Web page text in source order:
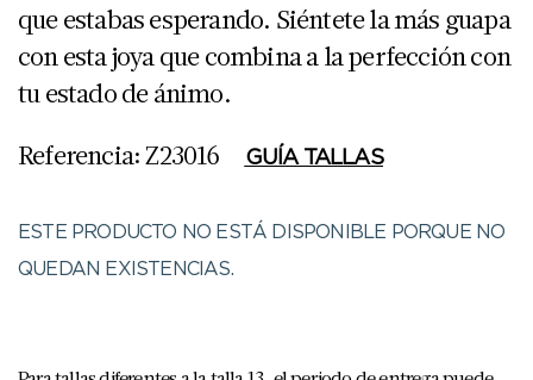
que estabas esperando. Siéntete la más guapa
con esta joya que combina a la perfección con
tu estado de ánimo.
Referencia: Z23016
GUÍA TALLAS
ESTE PRODUCTO NO ESTÁ DISPONIBLE PORQUE NO
QUEDAN EXISTENCIAS.